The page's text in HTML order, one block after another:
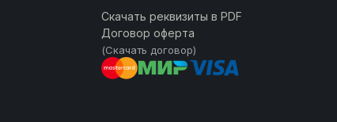
Скачать реквизиты в PDF
Договор оферта
(Скачать договор)